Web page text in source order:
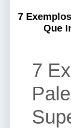
7
Que
7